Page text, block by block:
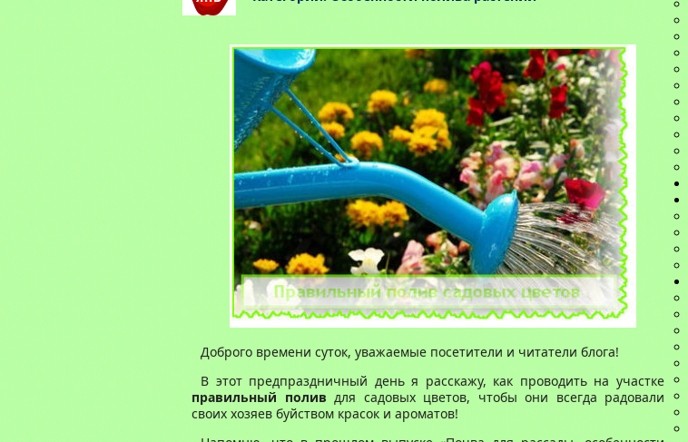
Доброго времени суток, уважаемые посетители и читатели блога!
В этот предпраздничный день я расскажу, как проводить на участке
правильный полив для садовых цветов, чтобы они всегда радовали
своих хозяев буйством красок и ароматов!